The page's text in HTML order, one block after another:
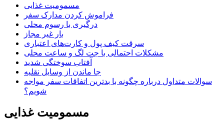
مسمومیت غذایی
فراموش کردن مدارک سفر
درگیری با رسوم محلی
بار غیر مجاز
سرقت کیف پول و کارت‌های اعتباری
مشکلات احتمالی با جت لگ و ساعت محلی
آفتاب سوختگی شدید
جا ماندن از وسایل نقلیه
سوالات متداول درباره چگونه با بدترین اتفاقات سفر مواجه
شویم؟
مسمومیت غذایی